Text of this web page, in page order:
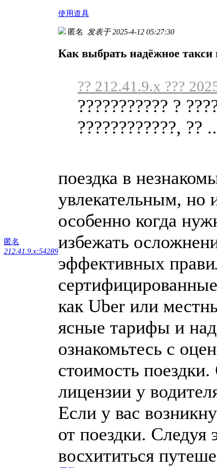
使用道具
匿名
212.41.9.x:54289
匿名 发表于 2025-4-12 05:27:30
Как выбрать надёжное такси
?? 212.41.9.x ???
??????????? ?
????????????, ??
поездка в
увлекательным, но
особенно когда
избежать
эффективных
как Uber или
ясные тарифы и
ознакомьтесь с
стоимость
лицензии у
Если у вас
от поездки.
восхититься